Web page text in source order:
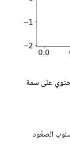
تحتوي على سمة
الصعُود